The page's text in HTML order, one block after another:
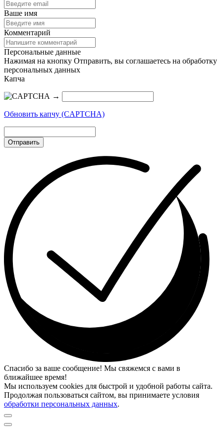
Ваше имя
Комментарий
Персональные данные
Нажимая на кнопку Отправить, вы соглашаетесь на обработку
персональных данных
Капча
→
Обновить капчу (CAPTCHA)
Отправить
Спасибо за ваше сообщение! Мы свяжемся с вами в
ближайшее время!
Мы используем cookies для быстрой и удобной работы сайта.
Продолжая пользоваться сайтом, вы принимаете условия
обработки персональных данных.